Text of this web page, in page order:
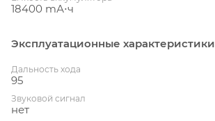
18400 mА⋅ч
Эксплуатационные характеристики
Дальность хода
95
Звуковой сигнал
нет